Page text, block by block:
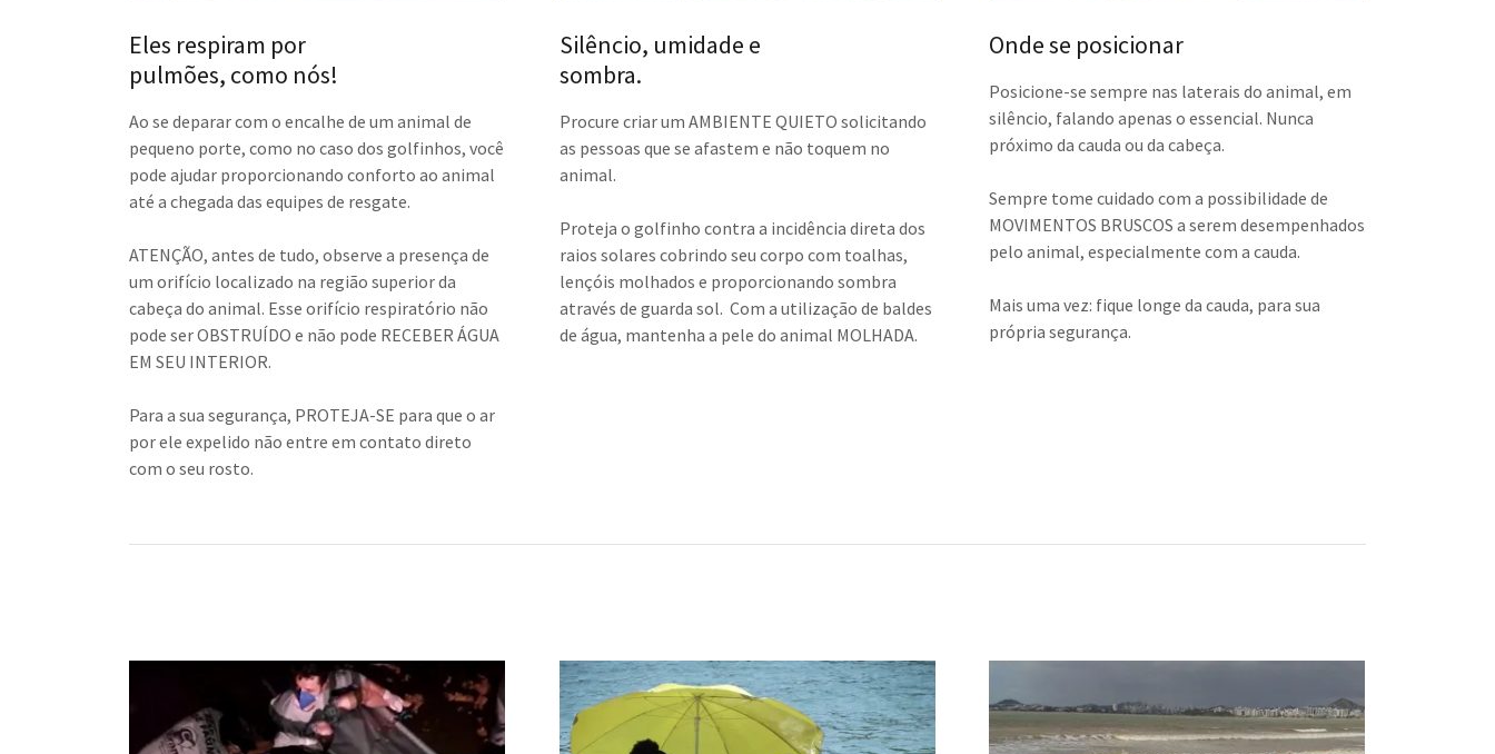
Eles respiram por
pulmões, como nós!
Ao se deparar com o encalhe de um animal de
pequeno porte, como no caso dos golfinhos, você
pode ajudar proporcionando conforto ao animal
até a chegada das equipes de resgate.
ATENÇÃO, antes de tudo, observe a presença de
um orifício localizado na região superior da
cabeça do animal. Esse orifício respiratório não
pode ser OBSTRUÍDO e não pode RECEBER ÁGUA
EM SEU INTERIOR.
Para a sua segurança, PROTEJA-SE para que o ar
por ele expelido não entre em contato direto
com o seu rosto.
Silêncio, umidade e
sombra.
Procure criar um AMBIENTE QUIETO solicitando
as pessoas que se afastem e não toquem no
animal.
Proteja o golfinho contra a incidência direta dos
raios solares cobrindo seu corpo com toalhas,
lençóis molhados e proporcionando sombra
através de guarda sol. Com a utilização de baldes
de água, mantenha a pele do animal MOLHADA.
Onde se posicionar
Posicione-se sempre nas laterais do animal, em
silêncio, falando apenas o essencial. Nunca
próximo da cauda ou da cabeça.
Sempre tome cuidado com a possibilidade de
MOVIMENTOS BRUSCOS a serem desempenhados
pelo animal, especialmente com a cauda.
Mais uma vez: fique longe da cauda, para sua
própria segurança.